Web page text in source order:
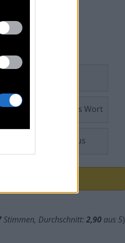
Geheimes Wort
Consensus
Stimmen, Durchschnitt: 2,90 aus 5)